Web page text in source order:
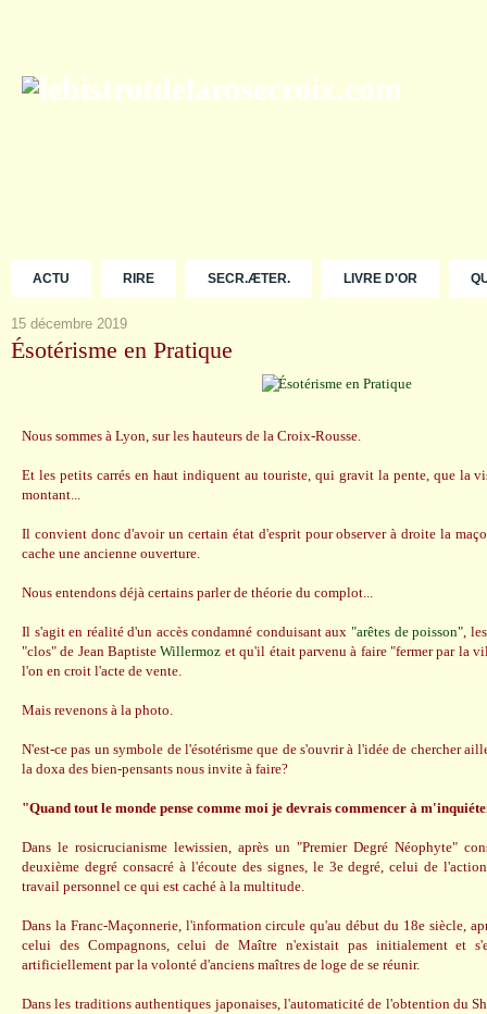
ACTU RIRE SECR.ÆTER. LIVRE D'OR
15 décembre 2019
Ésotérisme en Pratique
Nous sommes à Lyon, sur les hauteurs de la Croix-Rousse.
Et les petits carrés en haut indiquent au touriste, qui gravit la pente, que la
montant...
Il convient donc d'avoir un certain état d'esprit pour observer à droite la
cache une ancienne ouverture.
Nous entendons déjà certains parler de théorie du complot...
Il s'agit en réalité d'un accès condamné conduisant aux"arêtes de poisson",
"clos" de Jean BaptisteWillermoz et qu'il était parvenu à faire "fermer par la
l'on en croit l'acte de vente.
Mais revenons à la photo.
N'est-ce pas un symbole de l'ésotérisme que de s'ouvrir à l'idée de chercher
la doxa des bien-pensants nous invite à faire?
"Quand tout le monde pense comme moi je devrais commencer à
Dans le rosicrucianisme lewissien, après un "Premier Degré Néophyte"
deuxième degré consacré à l'écoute des signes, le 3e degré, celui de
travail personnel ce qui est caché à la multitude.
Dans la Franc-Maçonnerie, l'information circule qu'au début du 18e siècle,
celui des Compagnons, celui de Maître n'existait pas initialement et
artificiellement par la volonté d'anciens maîtres de loge de se réunir.
Dans les traditions authentiques japonaises, l'automaticité de l'obtention du